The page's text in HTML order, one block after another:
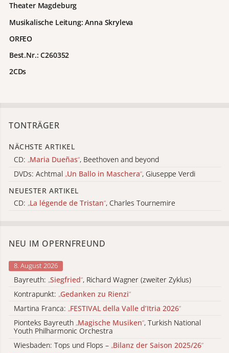
Theater Magdeburg
Musikalische Leitung: Anna Skryleva
ORFEO
Best.Nr.: C260352
2CDs
TONTRÄGER
NÄCHSTE ARTIKEL
CD: „Maria Dueñas“, Beethoven and beyond
DVDs: Achtmal „Un Ballo in Maschera“, Giuseppe Verdi
NEUESTER ARTIKEL
CD: „La légende de Tristan“, Charles Tournemire
NEU IM OPERNFREUND
8. August 2026
Bayreuth: „Siegfried“, Richard Wagner (zweiter Zyklus)
Kontrapunkt: „Gedanken zu Rienzi“
Martina Franca: „FESTIVAL della Valle d’Itria 2026“
Pionteks Bayreuth „Magische Musiken“, Turkish National
Youth Philharmonic Orchestra
Wiesbaden: Tops und Flops – „Bilanz der Saison 2025/26“